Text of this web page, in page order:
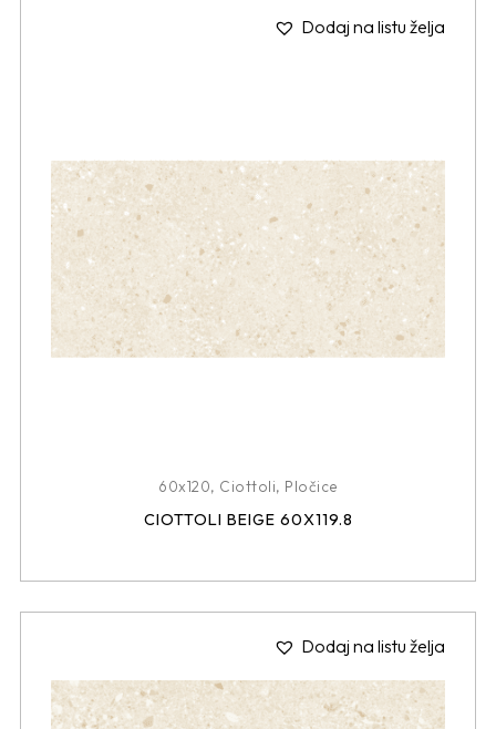
Dodaj na listu želja
60x120, Ciottoli, Pločice
CIOTTOLI BEIGE 60X119.8
Dodaj na listu želja